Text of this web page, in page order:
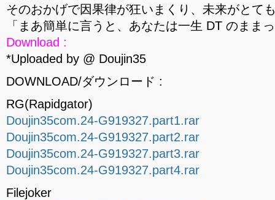
そのおかげで因果律が狂いまくり、未来がとて
「まあ簡単に言うと、あなたは一生 DT のまま
Download :
*Uploaded by @ Doujin35
DOWNLOAD/ダウンロード :
RG(Rapidgator)
Doujin35com.24-G919327.part1.rar
Doujin35com.24-G919327.part2.rar
Doujin35com.24-G919327.part3.rar
Doujin35com.24-G919327.part4.rar
Filejoker